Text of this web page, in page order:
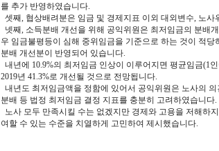
를 추가 반영하였습니다.
셋째, 협상배려분은 임금 및 경제지표 이외 대외변수, 노
넷째, 소득분배 개선을 위해 공익위원은 최저임금의 분배
우 임금불평등이 심해 중위임금을 기준으로 하는 것이 적
분배 개선분이 반영되어 있습니다.
내년에 10.9%의 최저임금 인상이 이루어지면 평균임금(1
2019년 41.3%로 개선될 것으로 전망됩니다.
내년도 최저임금액을 정함에 있어서 공익위원은 노사의
분배 등 법정 최저임금 결정 지표를 충분히 고려하였습니다.
노사 모두 만족시킬 수는 없겠지만 경제와 고용을 저해하
여할 수 있는 수준을 치열하게 고민하여 제시했습니다.